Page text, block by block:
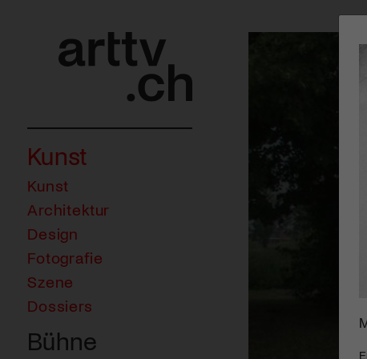
Kunst
Kunst
Architektur
Design
Fotografie
Szene
Dossiers
Bühne